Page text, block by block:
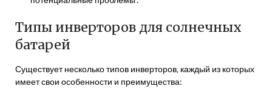
Типы инверторов для солнечных
батарей
Существует несколько типов инверторов‚ каждый из которых
имеет свои особенности и преимущества: